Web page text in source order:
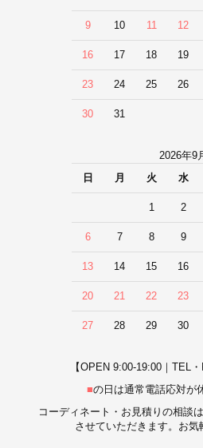
9 10 11 12
16 17 18 19
23 24 25 26
30 31
2026年9
日
月 火 水
1 2
6 7 8 9
13 14 15 16
20 21 22 23
27 28 29 30
【OPEN 9:00-19:00｜TEL・
■の日は通常電話応対が
コーディネート・お見積りの相談
させていただきます。お気